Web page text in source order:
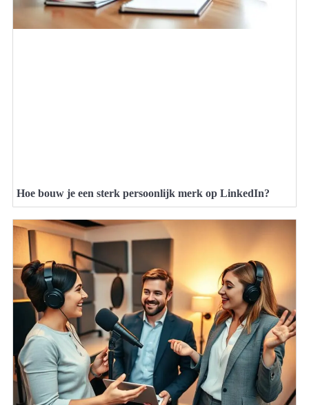
Hoe bouw je een sterk persoonlijk merk op LinkedIn?